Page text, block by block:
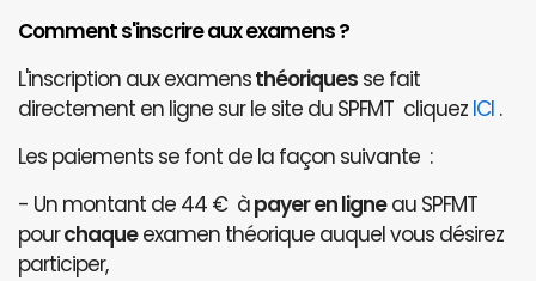
Comment s'inscrire aux examens ?
L'inscription aux examensthéoriques se fait
directement en ligne sur le site du SPFMT cliquez ICI .
Les paiements se font de la façon suivante :
- Un montant de 44 € àpayer en ligneau SPFMT
pourchaqueexamen théorique auquel vous désirez
participer,